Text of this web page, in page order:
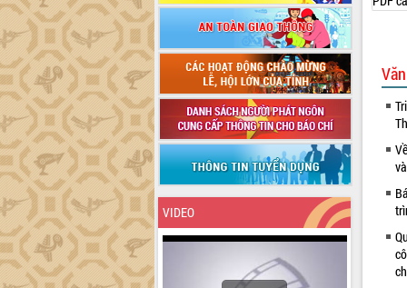
VIDEO